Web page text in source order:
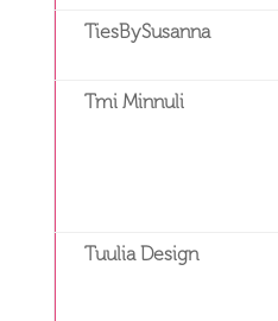
TiesBySusanna
Tmi Minnuli
Tuulia Design